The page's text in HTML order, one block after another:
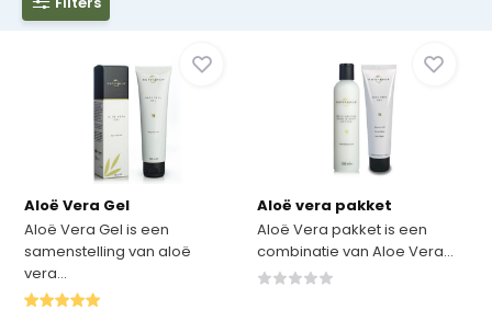
Aloë Vera Gel
Aloë Vera Gel is een
samenstelling van aloë
vera...
Aloë vera pakket
Aloë Vera pakket is een
combinatie van Aloe Vera...